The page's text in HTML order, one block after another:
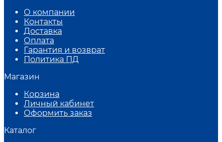
О компании
Контакты
Доставка
Оплата
Гарантия и возврат
Политика ПД
Магазин
Корзина
Личный кабинет
Оформить заказ
Каталог